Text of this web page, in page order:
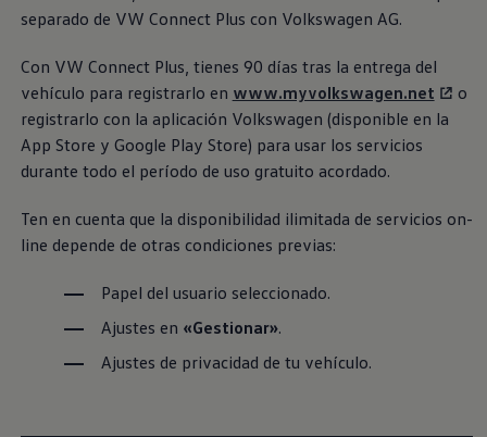
separado de VW Connect Plus con Volkswagen AG.
Con VW Connect Plus, tienes 90 días tras la entrega del
vehículo para registrarlo en www.myvolkswagen.net
o
registrarlo con la aplicación Volkswagen (disponible en la
App Store y Google Play Store) para usar los servicios
durante todo el período de uso gratuito acordado.
Ten en cuenta que la disponibilidad ilimitada de servicios on-
line depende de otras condiciones previas:
Papel del usuario seleccionado.
Ajustes en «Gestionar».
Ajustes de privacidad de tu vehículo.